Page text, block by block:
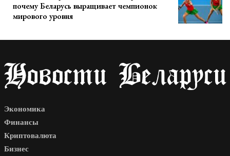
почему Беларусь выращивает чемпионок
мирового уровня
Экономика
Финансы
Криптовалюта
Бизнес